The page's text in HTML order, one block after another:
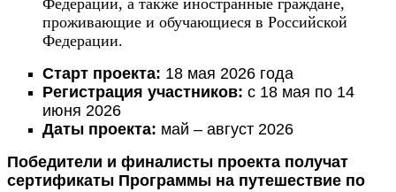
проживающие и обучающиеся в Российской
Федерации.
Старт проекта: 18 мая 2026 года
Регистрация участников: с 18 мая по 14
июня 2026
Даты проекта: май – август 2026
Победители и финалисты проекта получат
сертификаты Программы на путешествие по